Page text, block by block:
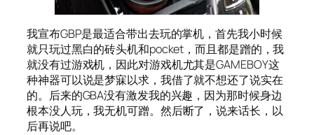
我宣布GBP是最适合带出去玩的掌机，首先我小时候
就只玩过黑白的砖头机和pocket，而且都是蹭的，我
就没有过游戏机，因此对游戏机尤其是GAMEBOY这
种神器可以说是梦寐以求，我借了就不想还了说实在
的。后来的GBA没有激发我的兴趣，因为那时候身边
根本没人玩，我无机可蹭。然后断了，说来话长，以
后再说吧。